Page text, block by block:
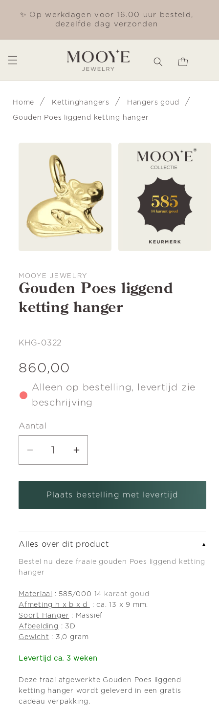
naar de
✨ Op werkdagen voor 16.00 uur besteld,
dezelfde dag verzonden
Winkelwagen
Home / Kettinghangers / Hangers goud /
Gouden Poes liggend ketting hanger
productinformatie
MOOYE JEWELRY
Gouden Poes liggend
ketting hanger
SKU:
KHG-0322
Normale
prijs
860,00
Alleen op bestelling, levertijd zie
beschrijving
Aantal
Aantal
voor
Gouden
Poes
ketting
Aantal
voor
Gouden
Poes
ketting
Plaats bestelling met levertijd
Alles over dit product ▼
Bestel nu deze fraaie gouden Poes liggend ketting
hanger
Materiaal : 585/000 14 karaat goud
Afmeting h x b x d
: ca. 13 x 9 mm.
Soort Hanger : Massief
Afbeelding : 3D
Gewicht : 3,0 gram
Levertijd ca. 3 weken
Deze fraai afgewerkte Gouden Poes liggend
ketting hanger wordt geleverd in een gratis
cadeau verpakking.